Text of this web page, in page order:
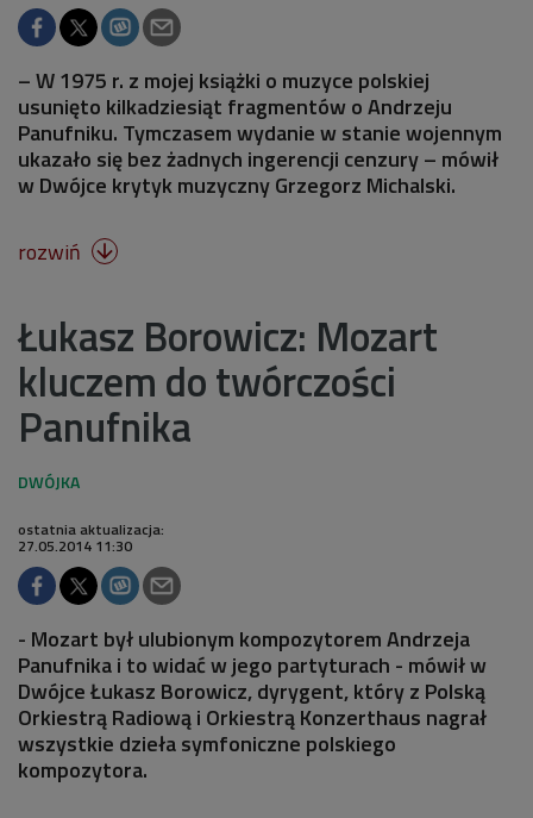
– W 1975 r. z mojej książki o muzyce polskiej
usunięto kilkadziesiąt fragmentów o Andrzeju
Panufniku. Tymczasem wydanie w stanie wojennym
ukazało się bez żadnych ingerencji cenzury – mówił
w Dwójce krytyk muzyczny Grzegorz Michalski.
rozwiń 
Łukasz Borowicz: Mozart
kluczem do twórczości
Panufnika
ostatnia aktualizacja:
27.05.2014 11:30
- Mozart był ulubionym kompozytorem Andrzeja
Panufnika i to widać w jego partyturach - mówił w
Dwójce Łukasz Borowicz, dyrygent, który z Polską
Orkiestrą Radiową i Orkiestrą Konzerthaus nagrał
wszystkie dzieła symfoniczne polskiego
kompozytora.